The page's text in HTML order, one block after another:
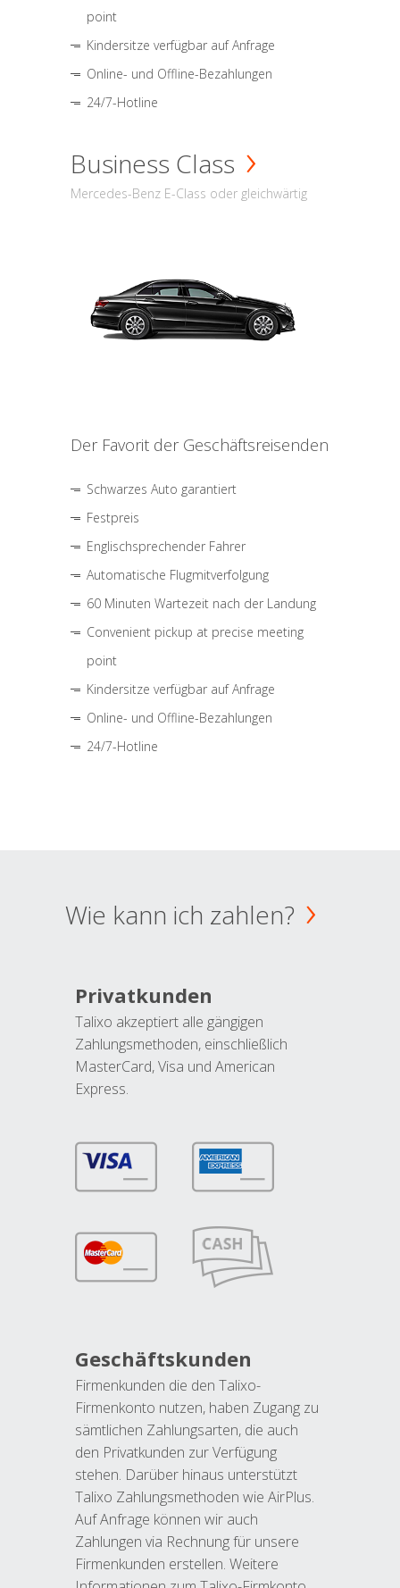
point
Kindersitze verfügbar auf Anfrage
Online- und Offline-Bezahlungen
24/7-Hotline
Business Class
Mercedes-Benz E-Class oder gleichwärtig
Der Favorit der Geschäftsreisenden
Schwarzes Auto garantiert
Festpreis
Englischsprechender Fahrer
Automatische Flugmitverfolgung
60 Minuten Wartezeit nach der Landung
Convenient pickup at precise meeting
point
Kindersitze verfügbar auf Anfrage
Online- und Offline-Bezahlungen
24/7-Hotline
Wie kann ich zahlen?
Privatkunden
Talixo akzeptiert alle gängigen
Zahlungsmethoden, einschließlich
MasterCard, Visa und American
Express.
Geschäftskunden
Firmenkunden die den Talixo-
Firmenkonto nutzen, haben Zugang zu
sämtlichen Zahlungsarten, die auch
den Privatkunden zur Verfügung
stehen. Darüber hinaus unterstützt
Talixo Zahlungsmethoden wie AirPlus.
Auf Anfrage können wir auch
Zahlungen via Rechnung für unsere
Firmenkunden erstellen. Weitere